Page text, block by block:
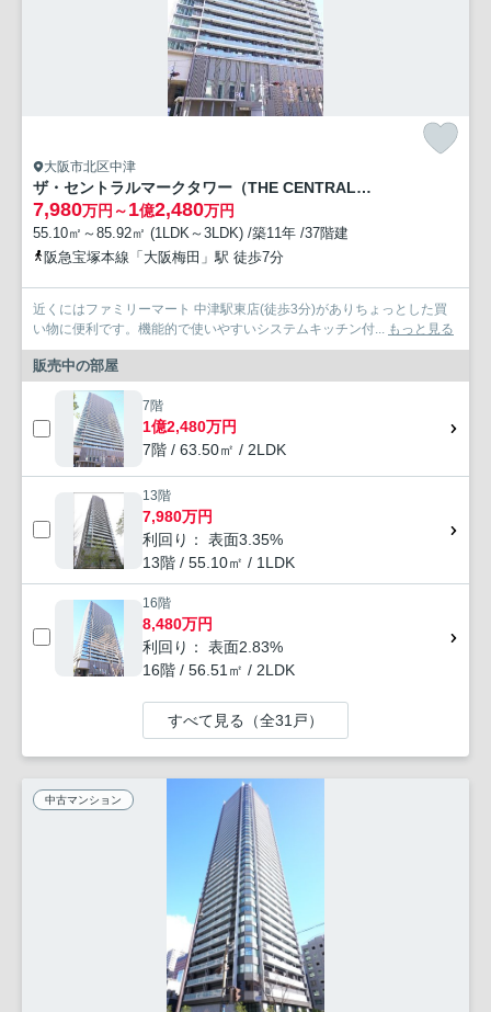
大阪市北区中津
ザ・セントラルマークタワー（THE CENTRAL MARK TOWER）
7,980万円～1億2,480万円
55.10㎡～85.92㎡ (1LDK～3LDK) /築11年 /37階建
阪急宝塚本線「大阪梅田」駅 徒歩7分
近くにはファミリーマート 中津駅東店(徒歩3分)がありちょっとした買
い物に便利です。機能的で使いやすいシステムキッチン付... もっと見る
販売中の部屋
7階
1億2,480万円
7階 / 63.50㎡ / 2LDK
13階
7,980万円
利回り： 表面3.35%
13階 / 55.10㎡ / 1LDK
16階
8,480万円
利回り： 表面2.83%
16階 / 56.51㎡ / 2LDK
すべて見る（全31戸）
中古マンション